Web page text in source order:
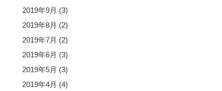
2019年9月 (3)
2019年8月 (2)
2019年7月 (2)
2019年6月 (3)
2019年5月 (3)
2019年4月 (4)